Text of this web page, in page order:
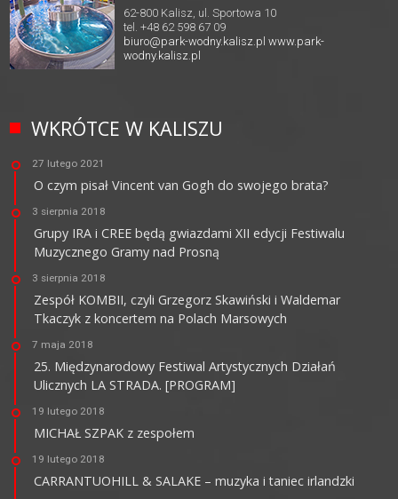
62-800 Kalisz, ul. Sportowa 10
tel. +48 62 598 67 09
biuro@park-wodny.kalisz.pl www.park-
wodny.kalisz.pl
WKRÓTCE W KALISZU
27 lutego 2021
O czym pisał Vincent van Gogh do swojego brata?
3 sierpnia 2018
Grupy IRA i CREE będą gwiazdami XII edycji Festiwalu
Muzycznego Gramy nad Prosną
3 sierpnia 2018
Zespół KOMBII, czyli Grzegorz Skawiński i Waldemar
Tkaczyk z koncertem na Polach Marsowych
7 maja 2018
25. Międzynarodowy Festiwal Artystycznych Działań
Ulicznych LA STRADA. [PROGRAM]
19 lutego 2018
MICHAŁ SZPAK z zespołem
19 lutego 2018
CARRANTUOHILL & SALAKE – muzyka i taniec irlandzki